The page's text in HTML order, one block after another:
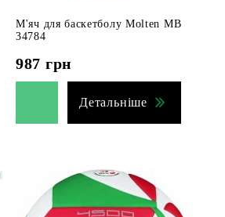
М'яч для баскетболу Molten MB
34784
987 грн
Детальніше